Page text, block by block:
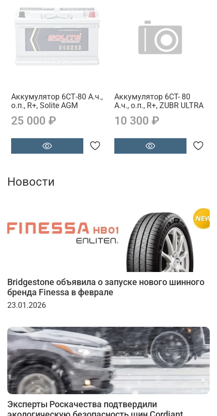
Аккумулятор 6СТ-80 А.ч.,
о.п., R+, Solite AGM
25 000 ₽
Аккумулятор 6CT- 80
А.ч., о.п., R+, ZUBR ULTRA
10 300 ₽
Новости
Bridgestone объявила о запуске нового шинного
бренда Finessa в феврале
23.01.2026
Эксперты Роскачества подтвердили